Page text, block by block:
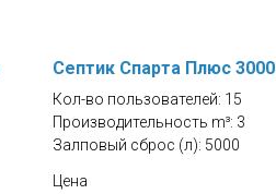
Септик Спарта Плюс 3000
Кол-во пользователей: 15
Производительность m³: 3
Залповый сброс (л): 5000
Цена